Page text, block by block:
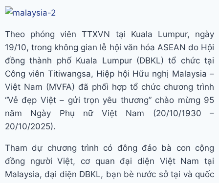
Theo phóng viên TTXVN tại Kuala Lumpur, ngày
19/10, trong không gian lễ hội văn hóa ASEAN do Hội
đồng thành phố Kuala Lumpur (DBKL) tổ chức tại
Công viên Titiwangsa, Hiệp hội Hữu nghị Malaysia –
Việt Nam (MVFA) đã phối hợp tổ chức chương trình
“Vẻ đẹp Việt – gửi trọn yêu thương” chào mừng 95
năm Ngày Phụ nữ Việt Nam (20/10/1930 –
20/10/2025).
Tham dự chương trình có đông đảo bà con cộng
đồng người Việt, cơ quan đại diện Việt Nam tại
Malaysia, đại diện DBKL, bạn bè nước sở tại và quốc